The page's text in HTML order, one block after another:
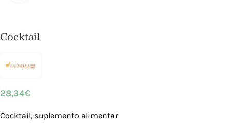
Cocktail
28,34€
Cocktail, suplemento alimentar